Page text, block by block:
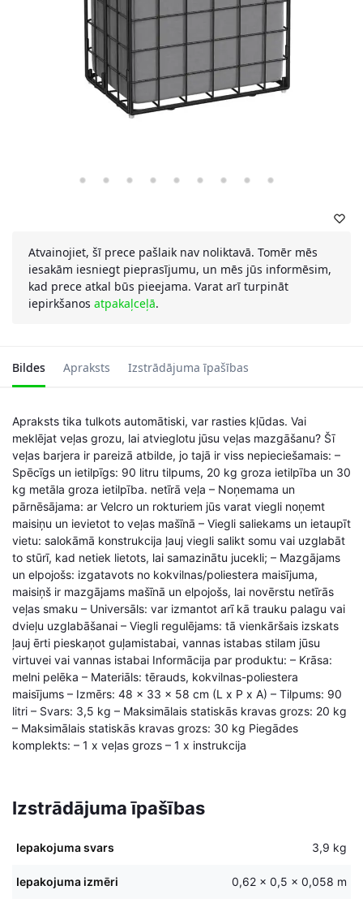
Atvainojiet, šī prece pašlaik nav noliktavā. Tomēr mēs
iesakām iesniegt pieprasījumu, un mēs jūs informēsim,
kad prece atkal būs pieejama. Varat arī turpināt
iepirkšanos atpakaļceļā.
Bildes Apraksts Izstrādājuma īpašības
Apraksts tika tulkots automātiski, var rasties kļūdas. Vai
meklējat veļas grozu, lai atvieglotu jūsu veļas mazgāšanu? Šī
veļas barjera ir pareizā atbilde, jo tajā ir viss nepieciešamais: –
Spēcīgs un ietilpīgs: 90 litru tilpums, 20 kg groza ietilpība un 30
kg metāla groza ietilpība. netīrā veļa – Noņemama un
pārnēsājama: ar Velcro un rokturiem jūs varat viegli noņemt
maisiņu un ievietot to veļas mašīnā – Viegli saliekams un ietaupīt
vietu: salokāmā konstrukcija ļauj viegli salikt somu vai uzglabāt
to stūrī, kad netiek lietots, lai samazinātu jucekli; – Mazgājams
un elpojošs: izgatavots no kokvilnas/poliestera maisījuma,
maisiņš ir mazgājams mašīnā un elpojošs, lai novērstu netīrās
veļas smaku – Universāls: var izmantot arī kā trauku palagu vai
dvieļu uzglabāšanai – Viegli regulējams: tā vienkāršais izskats
ļauj ērti pieskaņot guļamistabai, vannas istabas stilam jūsu
virtuvei vai vannas istabai Informācija par produktu: – Krāsa:
melni pelēka – Materiāls: tērauds, kokvilnas-poliestera
maisījums – Izmērs: 48 x 33 x 58 cm (L x P x A) – Tilpums: 90
litri – Svars: 3,5 kg – Maksimālais statiskās kravas grozs: 20 kg
– Maksimālais statiskās kravas grozs: 30 kg Piegādes
komplekts: – 1 x veļas grozs – 1 x instrukcija
Izstrādājuma īpašības
Iepakojuma svars 3,9 kg
Iepakojuma izmēri 0,62 × 0,5 × 0,058 m